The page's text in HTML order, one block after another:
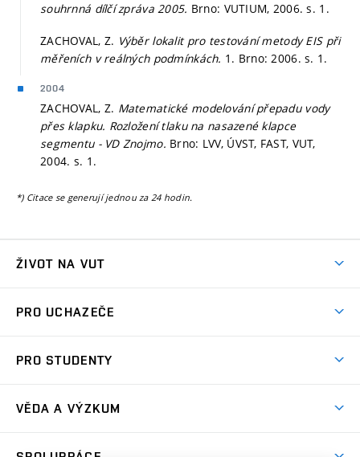
souhrnná dílčí zpráva 2005. Brno: VUTIUM, 2006.s. 1.
ZACHOVAL, Z. Výběr lokalit pro testování metody EIS při
měřeních v reálných podmínkách. 1. Brno: 2006.s. 1.
2004
ZACHOVAL, Z. Matematické modelování přepadu vody
přes klapku. Rozložení tlaku na nasazené klapce
segmentu - VD Znojmo. Brno: LVV, ÚVST, FAST, VUT,
2004. s. 1.
*) Citace se generují jednou za 24 hodin.
ŽIVOT NA VUT
Koleje
Sport na VUT
PRO UCHAZEČE
Dny otevřených dveří
PRO STUDENTY
Harmonogram akademického roku
Zpracování osobních údajů studentů
Sociální bezpečí
VĚDA A VÝZKUM